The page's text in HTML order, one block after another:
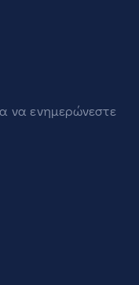
να ενημερώνεστε